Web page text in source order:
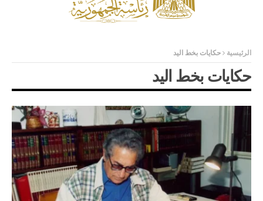
الرئيسية حكايات بخط اليد
حكايات بخط اليد